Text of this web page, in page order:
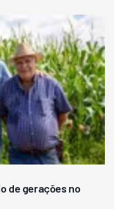
de gerações no